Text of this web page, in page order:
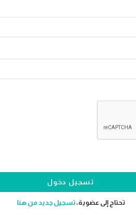
تحتاج إلى عضوية،‫تسجيل جديد من هنا